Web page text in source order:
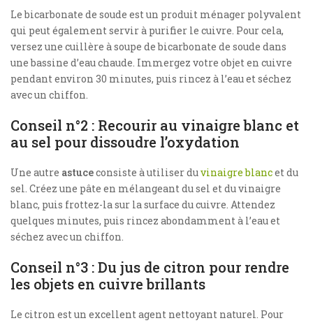
Le bicarbonate de soude est un produit ménager polyvalent
qui peut également servir à purifier le cuivre. Pour cela,
versez une cuillère à soupe de bicarbonate de soude dans
une bassine d’eau chaude. Immergez votre objet en cuivre
pendant environ 30 minutes, puis rincez à l’eau et séchez
avec un chiffon.
Conseil n°2 : Recourir au vinaigre blanc et
au sel pour dissoudre l’oxydation
Une autre astuceconsiste à utiliser duvinaigre blancet du
sel. Créez une pâte en mélangeant du sel et du vinaigre
blanc, puis frottez-la sur la surface du cuivre. Attendez
quelques minutes, puis rincez abondamment à l’eau et
séchez avec un chiffon.
Conseil n°3 : Du jus de citron pour rendre
les objets en cuivre brillants
Le citron est un excellent agent nettoyant naturel. Pour